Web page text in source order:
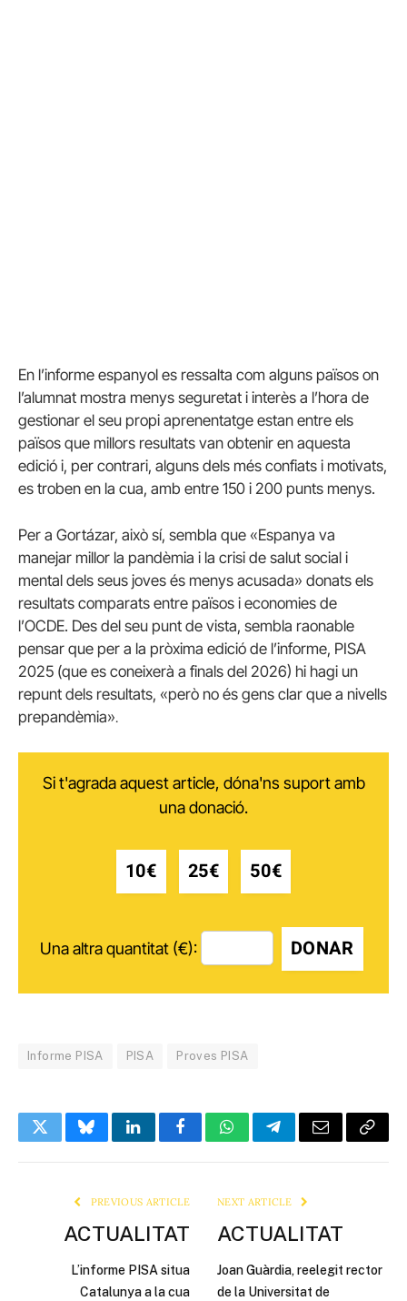
En l’informe espanyol es ressalta com alguns països on
l’alumnat mostra menys seguretat i interès a l’hora de
gestionar el seu propi aprenentatge estan entre els
països que millors resultats van obtenir en aquesta
edició i, per contrari, alguns dels més confiats i motivats,
es troben en la cua, amb entre 150 i 200 punts menys.
Per a Gortázar, això sí, sembla que «Espanya va
manejar millor la pandèmia i la crisi de salut social i
mental dels seus joves és menys acusada» donats els
resultats comparats entre països i economies de
l’OCDE. Des del seu punt de vista, sembla raonable
pensar que per a la pròxima edició de l’informe, PISA
2025 (que es coneixerà a finals del 2026) hi hagi un
repunt dels resultats, «però no és gens clar que a nivells
prepandèmia».
Si t'agrada aquest article, dóna'ns suport amb
una donació.
10€ 25€ 50€
Una altra quantitat (€): DONAR
Informe PISA PISA Proves PISA
TwitterBlueskyLinkedInFacebookWhatsAppTelegramEmail Copy
PREVIOUS ARTICLE
ACTUALITAT
L’informe PISA situa
Catalunya a la cua
NEXT ARTICLE
ACTUALITAT
Joan Guàrdia, reelegit rector
de la Universitat de